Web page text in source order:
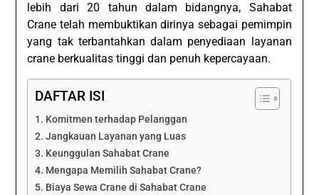
lebih dari 20 tahun dalam bidangnya, Sahabat
Crane telah membuktikan dirinya sebagai pemimpin
yang tak terbantahkan dalam penyediaan layanan
crane berkualitas tinggi dan penuh kepercayaan.
DAFTAR ISI
Komitmen terhadap Pelanggan
Jangkauan Layanan yang Luas
Keunggulan Sahabat Crane
Mengapa Memilih Sahabat Crane?
Biaya Sewa Crane di Sahabat Crane